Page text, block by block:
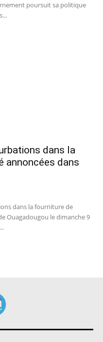
poursuit sa politique
dans la
annoncées dans
dans la fourniture de
Ouagadougou le dimanche 9